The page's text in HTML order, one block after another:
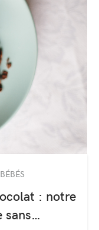
: notre
sans…